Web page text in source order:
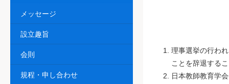
理事選挙の行わ
ことを辞退する
日本教師教育学
メッセージ
設立趣旨
会則
規程・申し合わせ